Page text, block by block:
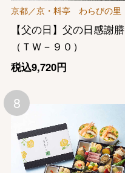
京都／京・料亭 わらびの里
【父の日】父の日感謝膳
（ＴＷ－９０）
税込9,720円
8